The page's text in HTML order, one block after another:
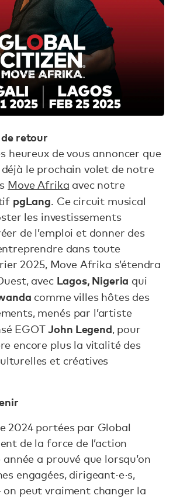
retour
heureux de vous annoncer que
le prochain volet de notre
Move Afrika avec notre
pgLang. Ce circuit musical
les investissements
de l’emploi et donner des
dans toute
2025, Move Afrika s’étendra
avec Lagos, Nigeria qui
comme villes hôtes des
menés par l’artiste
EGOTJohn Legend, pour
encore plus la vitalité des
et créatives
2024 portées par Global
de la force de l’action
a prouvé que lorsqu’on
engagées, dirigeant·e·s,
peut vraiment changer la